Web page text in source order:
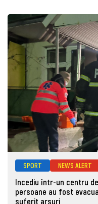
SPORT NEWS ALERT
Incediu într-un centru
persoane au fost
suferit arsuri